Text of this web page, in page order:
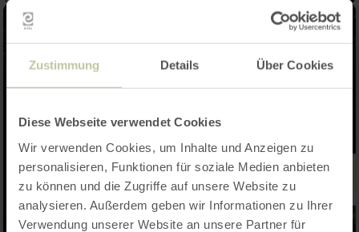
Zustimmung Details Über Cookies
Diese Webseite verwendet Cookies
Wir verwenden Cookies, um Inhalte und Anzeigen zu
personalisieren, Funktionen für soziale Medien anbieten
zu können und die Zugriffe auf unsere Website zu
analysieren. Außerdem geben wir Informationen zu Ihrer
Verwendung unserer Website an unsere Partner für